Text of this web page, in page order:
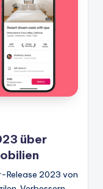
über
Release 2023 von